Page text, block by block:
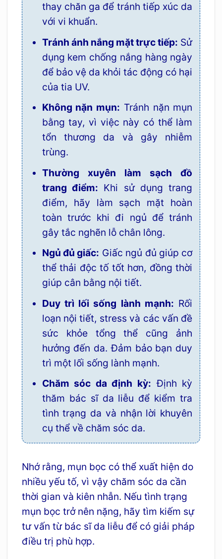
thay chăn ga để tránh tiếp xúc da
với vi khuẩn.
Tránh ánh nắng mặt trực tiếp: Sử
dụng kem chống nắng hàng ngày
để bảo vệ da khỏi tác động có hại
của tia UV.
Không nặn mụn: Tránh nặn mụn
bằng tay, vì việc này có thể làm
tổn thương da và gây nhiễm
trùng.
Thường xuyên làm sạch đồ
trang điểm: Khi sử dụng trang
điểm, hãy làm sạch mặt hoàn
toàn trước khi đi ngủ để tránh
gây tắc nghẽn lỗ chân lông.
Ngủ đủ giấc: Giấc ngủ đủ giúp cơ
thể thải độc tố tốt hơn, đồng thời
giúp cân bằng nội tiết.
Duy trì lối sống lành mạnh: Rối
loạn nội tiết, stress và các vấn đề
sức khỏe tổng thể cũng ảnh
hưởng đến da. Đảm bảo bạn duy
trì một lối sống lành mạnh.
Chăm sóc da định kỳ: Định kỳ
thăm bác sĩ da liễu để kiểm tra
tình trạng da và nhận lời khuyên
cụ thể về chăm sóc da.
Nhớ rằng, mụn bọc có thể xuất hiện do
nhiều yếu tố, vì vậy chăm sóc da cần
thời gian và kiên nhẫn. Nếu tình trạng
mụn bọc trở nên nặng, hãy tìm kiếm sự
tư vấn từ bác sĩ da liễu để có giải pháp
điều trị phù hợp.